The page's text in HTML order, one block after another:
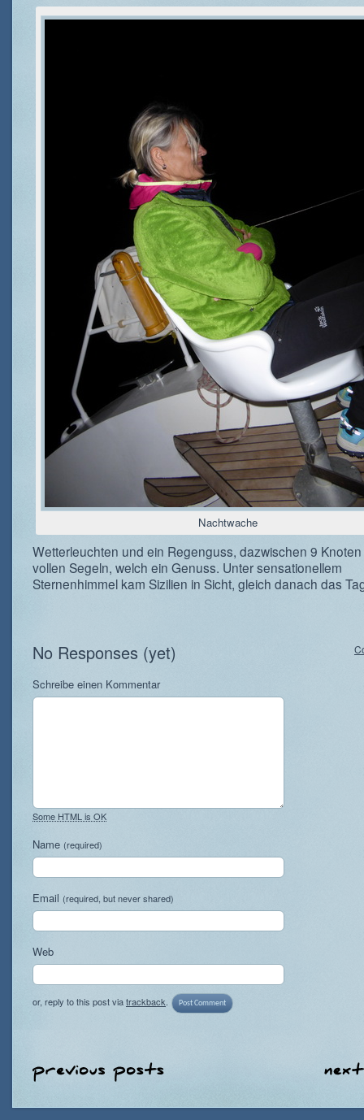
Nachtwache
Wetterleuchten und ein Regenguss, dazwischen 9
vollen Segeln, welch ein Genuss. Unter sensationellem
Sternenhimmel kam Sizilien in Sicht, gleich danach das
No Responses (yet)
Schreibe einen Kommentar
Some HTML is OK
Name (required)
Email (required, but never shared)
Web
or, reply to this post viatrackback.